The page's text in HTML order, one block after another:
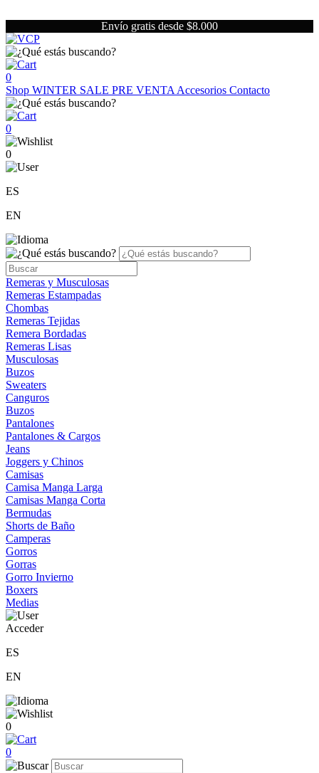
Envío gratis desde $8.000
0
Shop WINTER SALE PRE VENTA Accesorios Contacto
0
0
ES
EN
Remeras y Musculosas
Remeras Estampadas
Chombas
Remeras Tejidas
Remera Bordadas
Remeras Lisas
Musculosas
Buzos
Sweaters
Canguros
Buzos
Pantalones
Pantalones & Cargos
Jeans
Joggers y Chinos
Camisas
Camisa Manga Larga
Camisas Manga Corta
Bermudas
Shorts de Baño
Camperas
Gorros
Gorras
Gorro Invierno
Boxers
Medias
Acceder
ES
EN
0
0